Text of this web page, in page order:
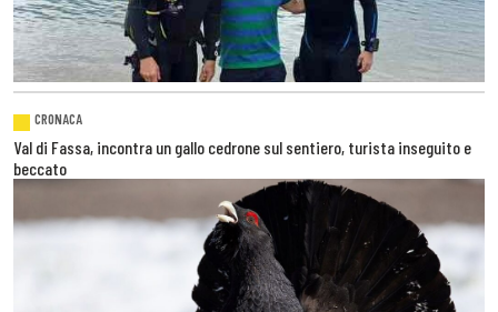
CRONACA
Val di Fassa, incontra un gallo cedrone sul sentiero, turista inseguito e
beccato